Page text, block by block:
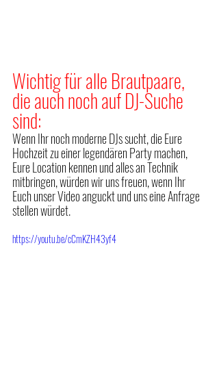
Wichtig für alle Brautpaare,
die auch noch auf DJ-Suche
sind:
Wenn Ihr noch moderne DJs sucht, die Eure
Hochzeit zu einer legendären Party machen,
Eure Location kennen und alles an Technik
mitbringen, würden wir uns freuen, wenn Ihr
Euch unser Video anguckt und uns eine Anfrage
stellen würdet.
https://youtu.be/cCmKZH43yf4